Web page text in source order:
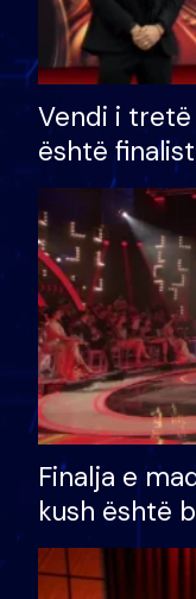
Vendi i tretë
është
Finalja e
kush është
shtëpinë
të fituar